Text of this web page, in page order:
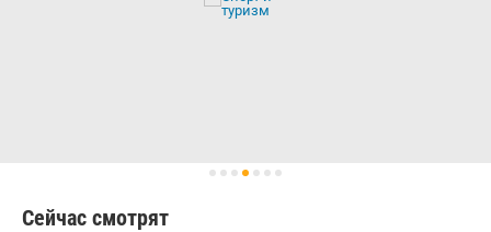
Сейчас смотрят